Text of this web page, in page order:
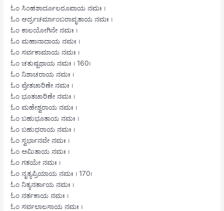
ಓಂ ಸಿಂಹಶಾರ್ದೂಲರೂಪಾಯ ನಮಃ ।
ಓಂ ಆರ್ದ್ರಚರ್ಮಾಂಬರಾವೃತಾಯ ನಮಃ ।
ಓಂ ಕಾಲಯೋಗಿನೇ ನಮಃ ।
ಓಂ ಮಹಾನಾದಾಯ ನಮಃ ।
ಓಂ ಸರ್ವಕಾಮಾಯ ನಮಃ ।
ಓಂ ಚತುಷ್ಪಥಾಯ ನಮಃ । 160।
ಓಂ ನಿಶಾಚರಾಯ ನಮಃ ।
ಓಂ ಪ್ರೇತಚಾರಿಣೇ ನಮಃ ।
ಓಂ ಭೂತಚಾರಿಣೇ ನಮಃ ।
ಓಂ ಮಹೇಶ್ವರಾಯ ನಮಃ ।
ಓಂ ಬಹುಭೂತಾಯ ನಮಃ ।
ಓಂ ಬಹುಧರಾಯ ನಮಃ ।
ಓಂ ಸ್ವರ್ಭಾನವೇ ನಮಃ ।
ಓಂ ಅಮಿತಾಯ ನಮಃ ।
ಓಂ ಗತಯೇ ನಮಃ ।
ಓಂ ನೃತ್ಯಪ್ರಿಯಾಯ ನಮಃ । 170।
ಓಂ ನಿತ್ಯನರ್ತಾಯ ನಮಃ ।
ಓಂ ನರ್ತಕಾಯ ನಮಃ ।
ಓಂ ಸರ್ವಲಾಲಸಾಯ ನಮಃ ।